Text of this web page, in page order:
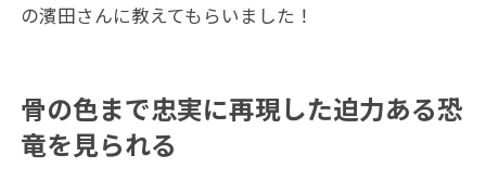
の濱田さんに教えてもらいました！
骨の色まで忠実に再現した迫力ある恐
竜を見られる